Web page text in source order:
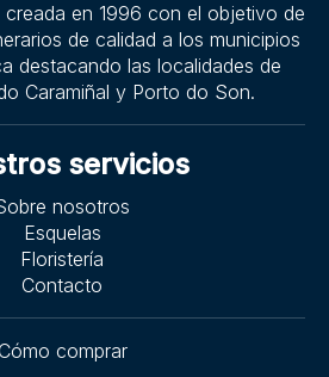
creada en 1996 con el objetivo de
de calidad a los municipios
destacando las localidades de
Caramiñal y Porto do Son.
servicios
nosotros
Esquelas
Floristería
Contacto
Cómo comprar